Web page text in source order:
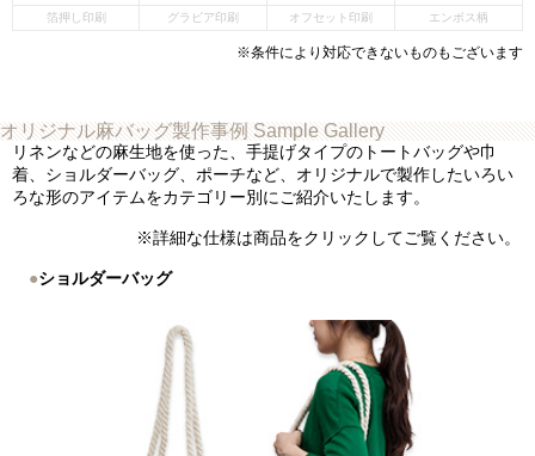
箔押し印刷
グラビア印刷 オフセット印刷 エンボス柄
※条件により対応できないものもございます
オリジナル麻バッグ製作事例Sample Gallery
リネンなどの麻生地を使った、手提げタイプのトートバッグや巾
着、ショルダーバッグ、ポーチなど、オリジナルで製作したいろい
ろな形のアイテムをカテゴリー別にご紹介いたします。
※詳細な仕様は商品をクリックしてご覧ください。
ショルダーバッグ